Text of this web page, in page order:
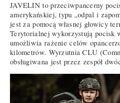
JAVELIN to przeciwpancerny
amerykańskiej, typu „odpal i
jest za pomocą własnej głowicy
Terytorialnej wykorzystują pocisk
umożliwia rażenie celów
kilometrów. Wyrzutnia CLU
obsługiwana jest przez zespół